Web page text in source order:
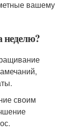
вашему
неделю?
своим